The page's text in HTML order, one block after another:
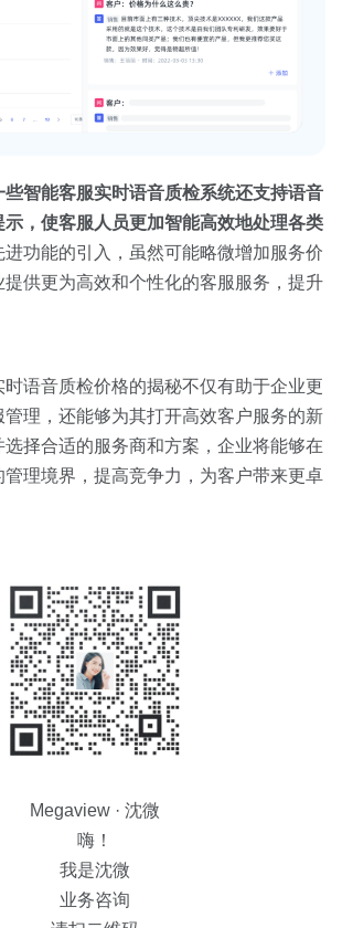
智能客服实时语音质检系统还支持语音
，使客服人员更加智能高效地处理各类
进功能的引入，虽然可能略微增加服务价
供更为高效和个性化的客服服务，提升
语音质检价格的揭秘不仅有助于企业更
理，还能够为其打开高效客户服务的新
选择合适的服务商和方案，企业将能够在
理境界，提高竞争力，为客户带来更卓
Megaview · 沈微
嗨！
我是沈微
业务咨询